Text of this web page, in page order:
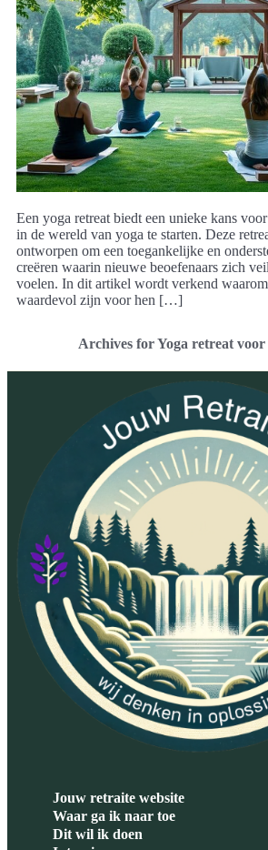
Een yoga retreat biedt een unieke kans
in de wereld van yoga te starten. Deze
ontworpen om een toegankelijke en
creëren waarin nieuwe beoefenaars zich
voelen. In dit artikel wordt verkend waarom
waardevol zijn voor hen […]
Archives for Yoga retreat voor
Jouw retraite website
Waar ga ik naar toe
Dit wil ik doen